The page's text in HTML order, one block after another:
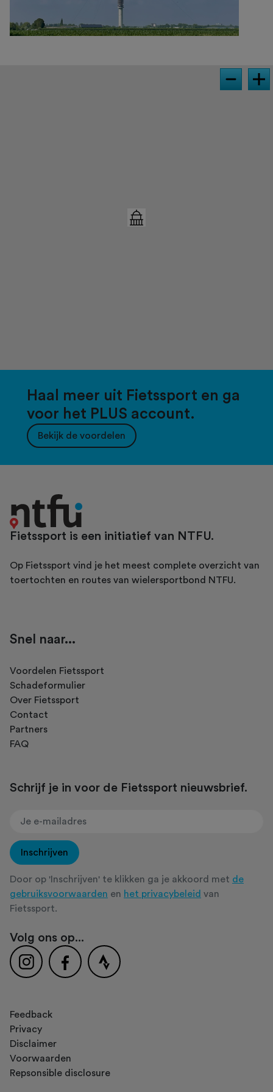
Haal meer uit Fietssport en ga
voor het PLUS account.
Bekijk de voordelen
Fietssport is een initiatief van NTFU.
Op Fietssport vind je het meest complete overzicht van
toertochten en routes van wielersportbond NTFU.
Snel naar...
Voordelen Fietssport
Schadeformulier
Over Fietssport
Contact
Partners
FAQ
Schrijf je in voor de Fietssport nieuwsbrief.
Inschrijven
Door op 'Inschrijven' te klikken ga je akkoord met de
gebruiksvoorwaarden en het privacybeleid van
Fietssport.
Volg ons op...
Feedback
Privacy
Disclaimer
Voorwaarden
Repsonsible disclosure